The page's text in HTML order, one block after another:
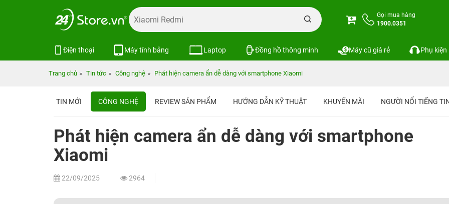
Gọi mua hàng
1900.0351
Điện thoại Máy tính bảng Laptop Đồng hồ thông minh Máy cũ giá rẻ Phụ kiện
Trang chủ Tin tức Công nghệ Phát hiện camera ẩn dễ dàng với smartphone Xiaomi
TIN MỚI CÔNG NGHỆ REVIEW SẢN PHẨM HƯỚNG DẪN KỸ THUẬT KHUYẾN MÃI NGƯỜI NỔI TIẾNG
Phát hiện camera ẩn dễ dàng với smartphone
Xiaomi
22/09/2025 2964